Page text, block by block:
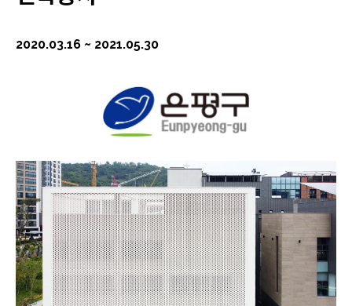
2020.03.16 ~ 2021.05.30